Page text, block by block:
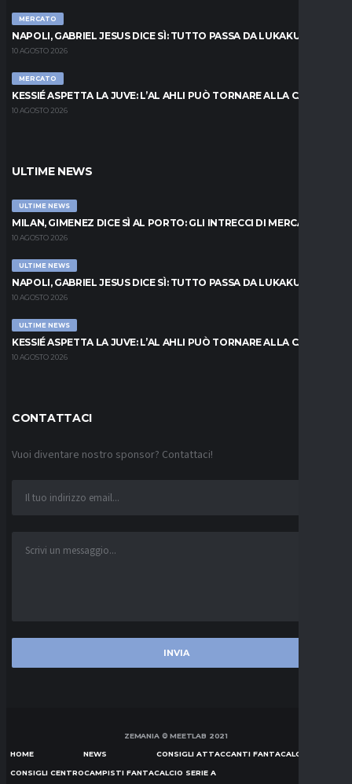
MERCATO
NAPOLI, GABRIEL JESUS DICE SÌ: TUTTO PASSA DA LUKAKU
10 AGOSTO 2026
MERCATO
KESSIÉ ASPETTA LA JUVE: L’AL AHLI PUÒ TORNARE ALLA CARICA
10 AGOSTO 2026
ULTIME NEWS
ULTIME NEWS
MILAN, GIMENEZ DICE SÌ AL PORTO: GLI INTRECCI DI MERCATO
10 AGOSTO 2026
ULTIME NEWS
NAPOLI, GABRIEL JESUS DICE SÌ: TUTTO PASSA DA LUKAKU
10 AGOSTO 2026
ULTIME NEWS
KESSIÉ ASPETTA LA JUVE: L’AL AHLI PUÒ TORNARE ALLA CARICA
10 AGOSTO 2026
CONTATTACI
Vuoi diventare nostro sponsor? Contattaci!
ZEMANIA © MEETLAB 2021
HOME NEWS CONSIGLI ATTACCANTI FANTACALCIO SERIE A
CONSIGLI CENTROCAMPISTI FANTACALCIO SERIE A